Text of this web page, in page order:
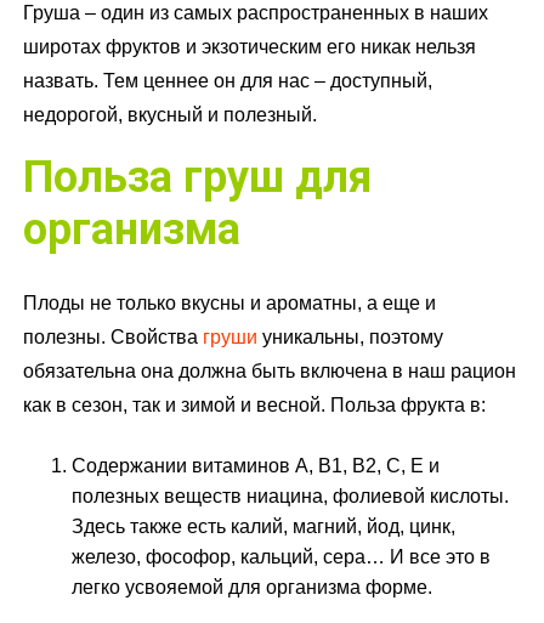
Груша – один из самых распространенных в наших
широтах фруктов и экзотическим его никак нельзя
назвать. Тем ценнее он для нас – доступный,
недорогой, вкусный и полезный.
Польза груш для
организма
Плоды не только вкусны и ароматны, а еще и
полезны. Свойства груши уникальны, поэтому
обязательна она должна быть включена в наш рацион
как в сезон, так и зимой и весной. Польза фрукта в:
Содержании витаминов А, В1, В2, С, Е и
полезных веществ ниацина, фолиевой кислоты.
Здесь также есть калий, магний, йод, цинк,
железо, фософор, кальций, сера… И все это в
легко усвояемой для организма форме.